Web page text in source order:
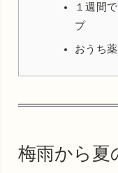
１週間
プ
おうち
梅雨から夏